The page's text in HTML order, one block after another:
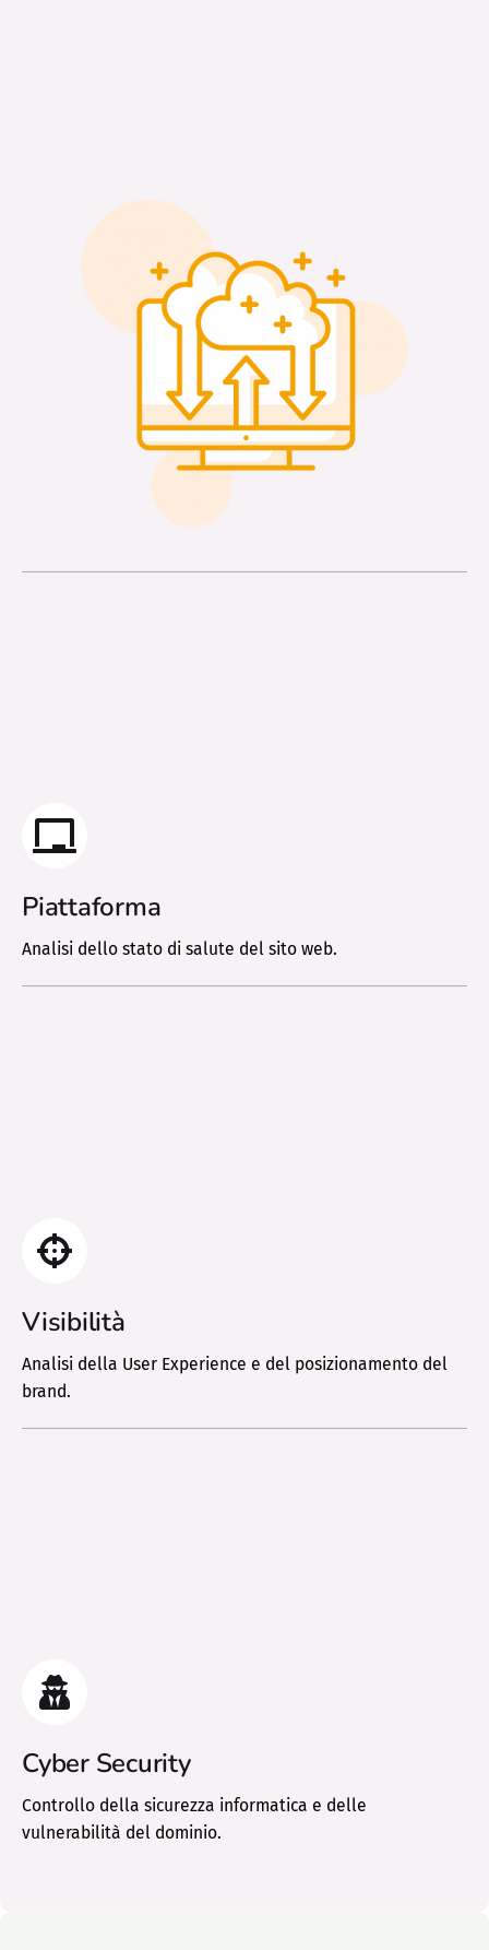
Piattaforma
Analisi dello stato di salute del sito web.
Visibilità
Analisi della User Experience e del posizionamento del
brand.
Cyber Security
Controllo della sicurezza informatica e delle
vulnerabilità del dominio.